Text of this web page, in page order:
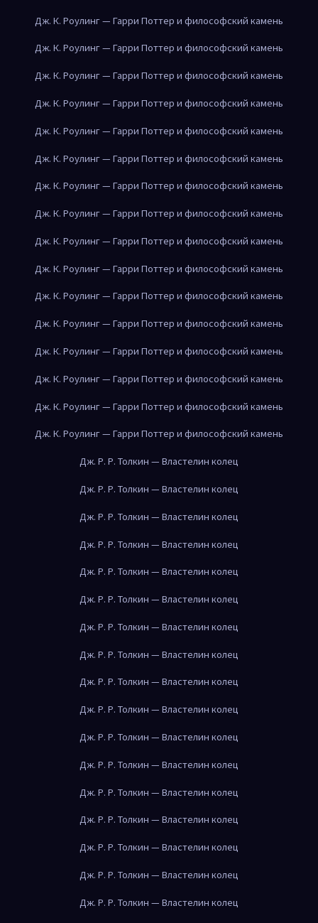
Дж. К. Роулинг — Гарри Поттер и философский камень
Дж. К. Роулинг — Гарри Поттер и философский камень
Дж. К. Роулинг — Гарри Поттер и философский камень
Дж. К. Роулинг — Гарри Поттер и философский камень
Дж. К. Роулинг — Гарри Поттер и философский камень
Дж. К. Роулинг — Гарри Поттер и философский камень
Дж. К. Роулинг — Гарри Поттер и философский камень
Дж. К. Роулинг — Гарри Поттер и философский камень
Дж. К. Роулинг — Гарри Поттер и философский камень
Дж. К. Роулинг — Гарри Поттер и философский камень
Дж. К. Роулинг — Гарри Поттер и философский камень
Дж. К. Роулинг — Гарри Поттер и философский камень
Дж. К. Роулинг — Гарри Поттер и философский камень
Дж. К. Роулинг — Гарри Поттер и философский камень
Дж. К. Роулинг — Гарри Поттер и философский камень
Дж. К. Роулинг — Гарри Поттер и философский камень
Дж. Р. Р. Толкин — Властелин колец
Дж. Р. Р. Толкин — Властелин колец
Дж. Р. Р. Толкин — Властелин колец
Дж. Р. Р. Толкин — Властелин колец
Дж. Р. Р. Толкин — Властелин колец
Дж. Р. Р. Толкин — Властелин колец
Дж. Р. Р. Толкин — Властелин колец
Дж. Р. Р. Толкин — Властелин колец
Дж. Р. Р. Толкин — Властелин колец
Дж. Р. Р. Толкин — Властелин колец
Дж. Р. Р. Толкин — Властелин колец
Дж. Р. Р. Толкин — Властелин колец
Дж. Р. Р. Толкин — Властелин колец
Дж. Р. Р. Толкин — Властелин колец
Дж. Р. Р. Толкин — Властелин колец
Дж. Р. Р. Толкин — Властелин колец
Дж. Р. Р. Толкин — Властелин колец